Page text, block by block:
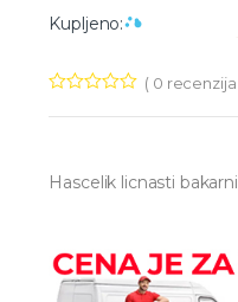
Kupljeno:
( 0
Hascelik licnasti